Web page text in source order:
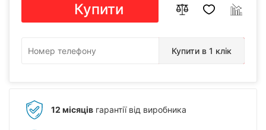
Купити
Купити в 1 клік
12 місяців гарантії від виробника